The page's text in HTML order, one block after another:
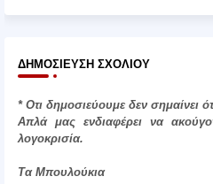
ΔΗΜΟΣΊΕΥΣΗ ΣΧΟΛΊΟΥ
* Οτι δημοσιεύουμε δεν σημαίνει
Απλά μας ενδιαφέρει να
λογοκρισία.
Τα Μπουλούκια